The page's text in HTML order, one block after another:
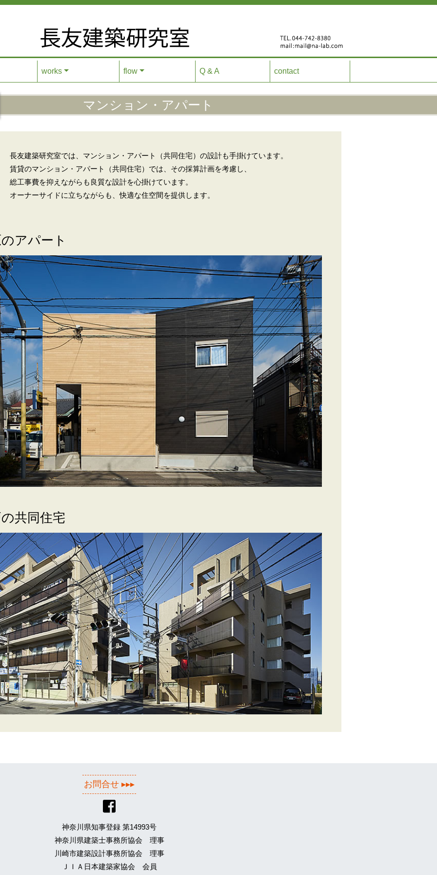
works flow Q & A contact
マンション・アパート
長友建築研究室では、マンション・アパート（共同住宅）の設計も手掛けています。
賃貸のマンション・アパート（共同住宅）では、その採算計画を考慮し、
総工事費を抑えながらも良質な設計を心掛けています。
オーナーサイドに立ちながらも、快適な住空間を提供します。
アパート
共同住宅
お問合せ ▸▸▸
神奈川県知事登録 第14993号
神奈川県建築士事務所協会 理事
川崎市建築設計事務所協会 理事
ＪＩＡ日本建築家協会 会員